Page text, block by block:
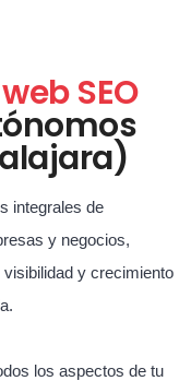
SEO
integrales de
y negocios,
y crecimiento
los aspectos de tu